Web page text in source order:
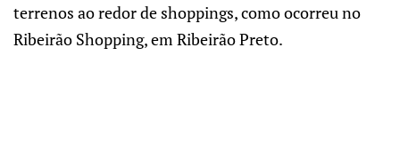
terrenos ao redor de shoppings, como ocorreu no
Ribeirão Shopping, em Ribeirão Preto.